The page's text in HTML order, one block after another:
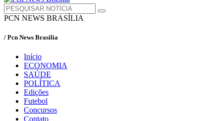
PCN NEWS BRASÍLIA
/ Pcn News Brasilia
Início
ECONOMIA
SAÚDE
POLÍTICA
Edições
Futebol
Concursos
Contato